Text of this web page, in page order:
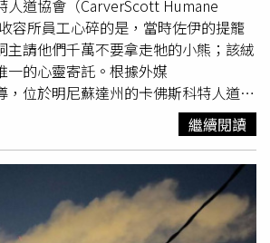
果『三班護病比』最後變成『全年全
三班護病比』入法，那只是把過去的
，重新包裝一次。」陳麗琴直言，護理
全底線，不是年底算起來平均好看，
護理人員也不是全年平均後才會過勞，
會因為白班比較多人就變得安全，急性
不會因為全年平均達標就被看見。陳麗
」不能成為萬用理由，真正的不可抗
天然災害、重大突發事件，當然可以討
性，但如果把常態性缺工、待遇不足、
問題，都包裝成不可抗力，「那對不
人道協會（CarverScott Humane
容所員工心碎的是，當時佐伊的提籠
主請他們千萬不要拿走牠的小熊；該絨
一的心靈寄託。根據外媒
，位於明尼蘇達州的卡佛斯科特人道協
一隻叫做佐伊的4歲橘貓，牠被送到
隻熊娃娃，員工注意到牠總是依偎著娃
安的樣子，也令眾人感到不捨。卡佛斯
阿拉斯（Alyse Arras）表示，佐伊最初
協會，隨後轉派至目前的機構。在佐伊
一張紙條，寫著「拜託讓牠留著小
繼續閱讀